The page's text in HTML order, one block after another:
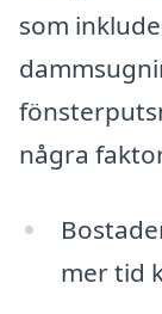
som
några
mer tid